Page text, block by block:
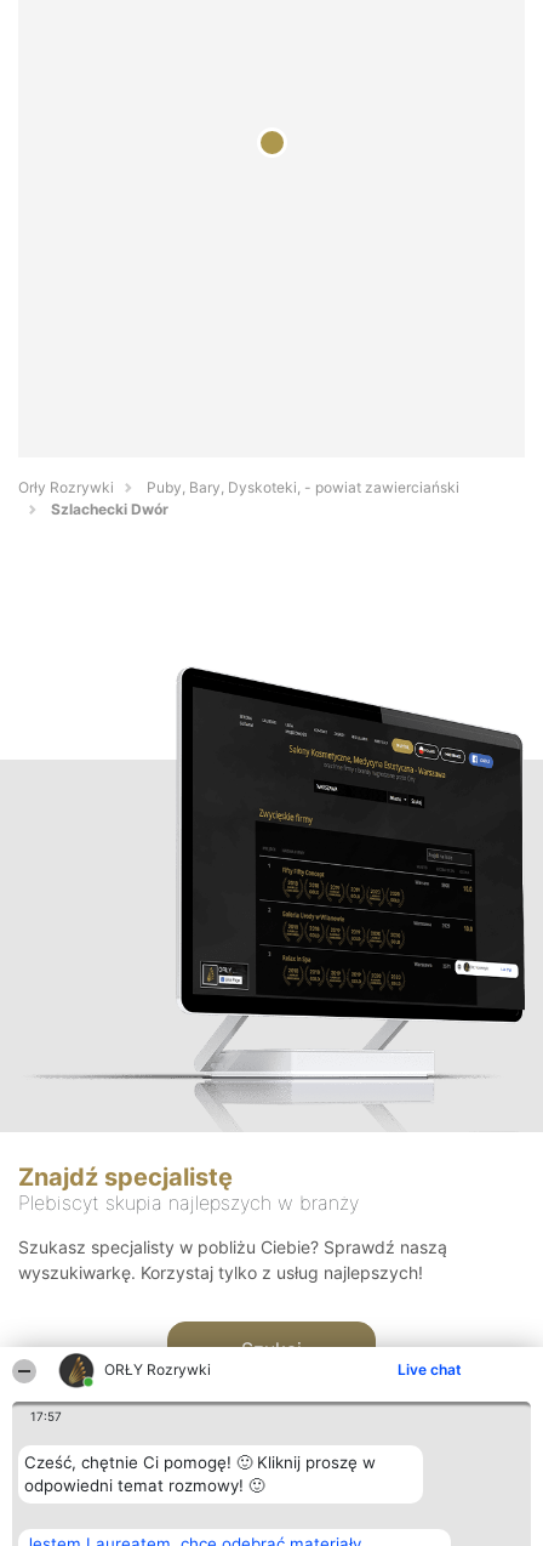
ORŁY Rozrywki Live chat
17:57
Cześć, chętnie Ci pomogę! 🙂 Kliknij proszę w
odpowiedni temat rozmowy! 🙂
Orły Rozrywki
Puby, Bary, Dyskoteki, - powiat zawierciański
Szlachecki Dwór
Znajdź specjalistę
Plebiscyt skupia najlepszych w branży
Szukasz specjalisty w pobliżu Ciebie? Sprawdź naszą
wyszukiwarkę. Korzystaj tylko z usług najlepszych!
Szukaj
Organizator plebiscytu Plebiscyt Kontakt